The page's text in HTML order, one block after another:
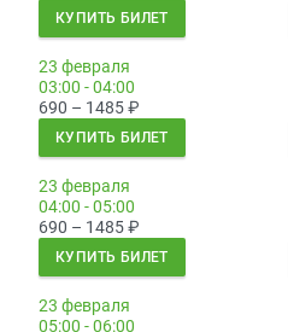
КУПИТЬ БИЛЕТ
23 февраля
03:00 - 04:00
690 – 1485₽
КУПИТЬ БИЛЕТ
23 февраля
04:00 - 05:00
690 – 1485₽
КУПИТЬ БИЛЕТ
23 февраля
05:00 - 06:00